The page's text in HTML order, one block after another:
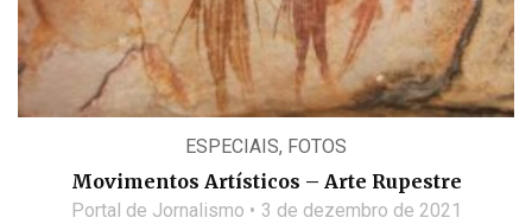
ESPECIAIS, FOTOS
Movimentos Artísticos – Arte Rupestre
Portal de Jornalismo 3 de dezembro de 2021